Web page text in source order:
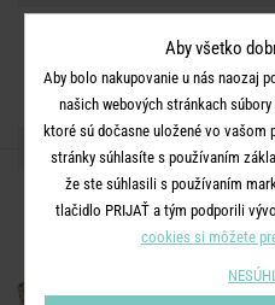
ĎALŠIE
Aby všetko
Aby bolo nakupovanie u nás naozaj
našich webových stránkach
ktoré sú dočasne uložené vo vašom
stránky súhlasíte s používaním
že ste súhlasili s používaním
tlačidlo PRIJAŤ a tým podporili
cookies si môžete